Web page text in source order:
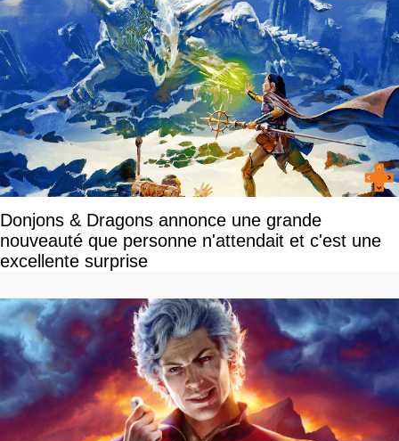
Donjons & Dragons annonce une grande
nouveauté que personne n'attendait et c'est une
excellente surprise